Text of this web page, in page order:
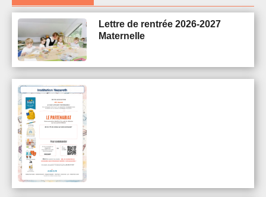
Lettre de rentrée 2026-2027
Maternelle